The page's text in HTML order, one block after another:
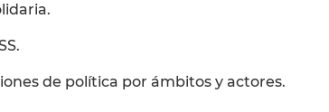
de política por ámbitos y actores.